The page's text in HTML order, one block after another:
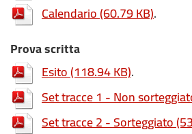
Calendario(60.79 KB).
Prova scritta
Esito(118.94 KB).
Set tracce 1 - Non
Set tracce 2 - Sorteggiato